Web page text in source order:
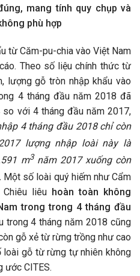
mang tính quy chụp và
phù hợp
từ Căm-pu-chia vào Việt Nam
Theo số liệu chính thức từ
lượng gỗ tròn nhập khẩu vào
4 tháng đầu năm 2018 đã
so với 4 tháng đầu năm 2017,
4 tháng đầu 2018 chỉ còn
lượng nhập loài này là
m3năm 2017 xuống còn
Một số loài quý hiếm như Cẩm
Chiêu liêu hoàn toàn không
trong trong 4 tháng đầu
trong 4 tháng năm 2018 cũng
gỗ xẻ từ rừng trồng như cao
loài gỗ từ rừng tự nhiên không
ước CITES.